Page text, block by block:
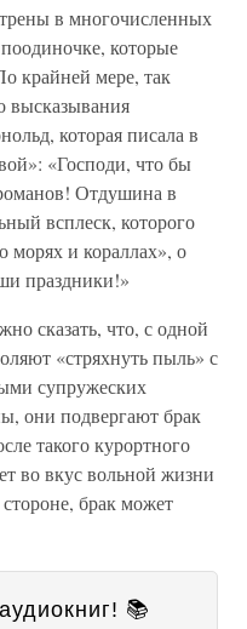
в многочисленных
которые
крайней мере, так
высказывания
которая писала в
«Господи, что бы
Отдушина в
всплеск, которого
морях и кораллах», о
праздники!»
сказать, что, с одной
«стряхнуть пыль» с
супружеских
они подвергают брак
такого курортного
во вкус вольной жизни
брак может
📚